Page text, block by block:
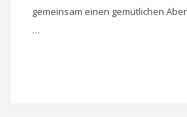
gemeinsam einen gemütlichen
…